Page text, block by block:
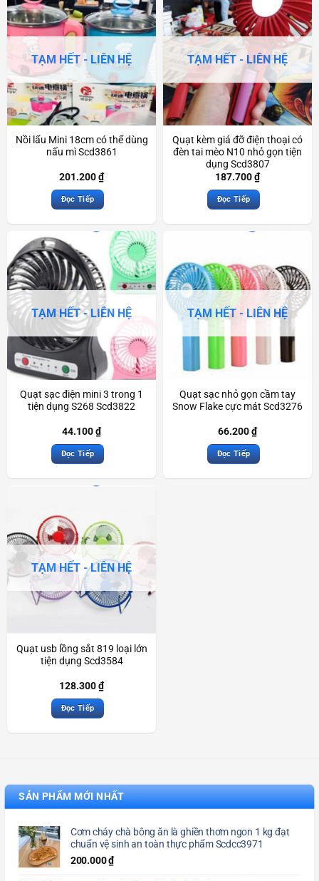
TẠM HẾT - LIÊN HỆ
Nồi lẩu Mini 18cm có thể dùng
nấu mì Scd3861
201.200₫
Đọc Tiếp
TẠM HẾT - LIÊN HỆ
Quạt kèm giá đỡ điện thoại có
đèn tai mèo N10 nhỏ gọn tiện
dụng Scd3807
187.700₫
Đọc Tiếp
TẠM HẾT - LIÊN HỆ
Quạt sạc điện mini 3 trong 1
tiện dụng S268 Scd3822
44.100₫
Đọc Tiếp
TẠM HẾT - LIÊN HỆ
Quạt sạc nhỏ gọn cầm tay
Snow Flake cực mát Scd3276
66.200₫
Đọc Tiếp
TẠM HẾT - LIÊN HỆ
Quạt usb lồng sắt 819 loại lớn
tiện dụng Scd3584
128.300₫
Đọc Tiếp
SẢN PHẨM MỚI NHẤT
Cơm cháy chà bông ăn là ghiền thơm ngon 1 kg đạt
chuẩn vệ sinh an toàn thực phẩm Scdcc3971
200.000₫